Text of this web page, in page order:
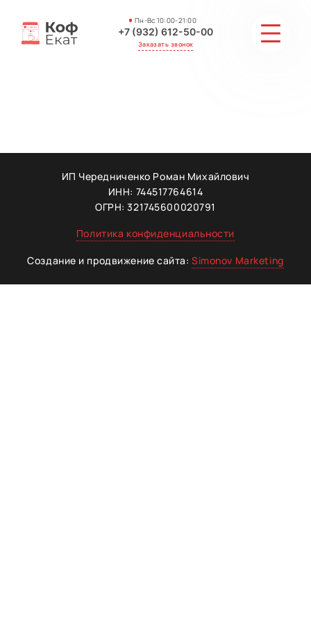
Пн-Вс 10:00-21:00
+7 (932) 612-50-00
Заказать звонок
ГАЛЕРЕЯ
МАСТЕРА
ИП Чередниченко Роман Михайлович
ИНН: 744517764614
ОГРН: 321745600020791
Политика конфиденциальности
Создание и продвижение сайта:Simonov Marketing